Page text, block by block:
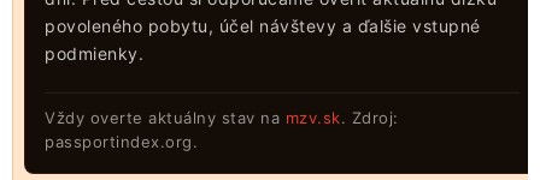
povoleného pobytu, účel návštevy a ďalšie vstupné
podmienky.
Vždy overte aktuálny stav na mzv.sk. Zdroj:
passportindex.org.